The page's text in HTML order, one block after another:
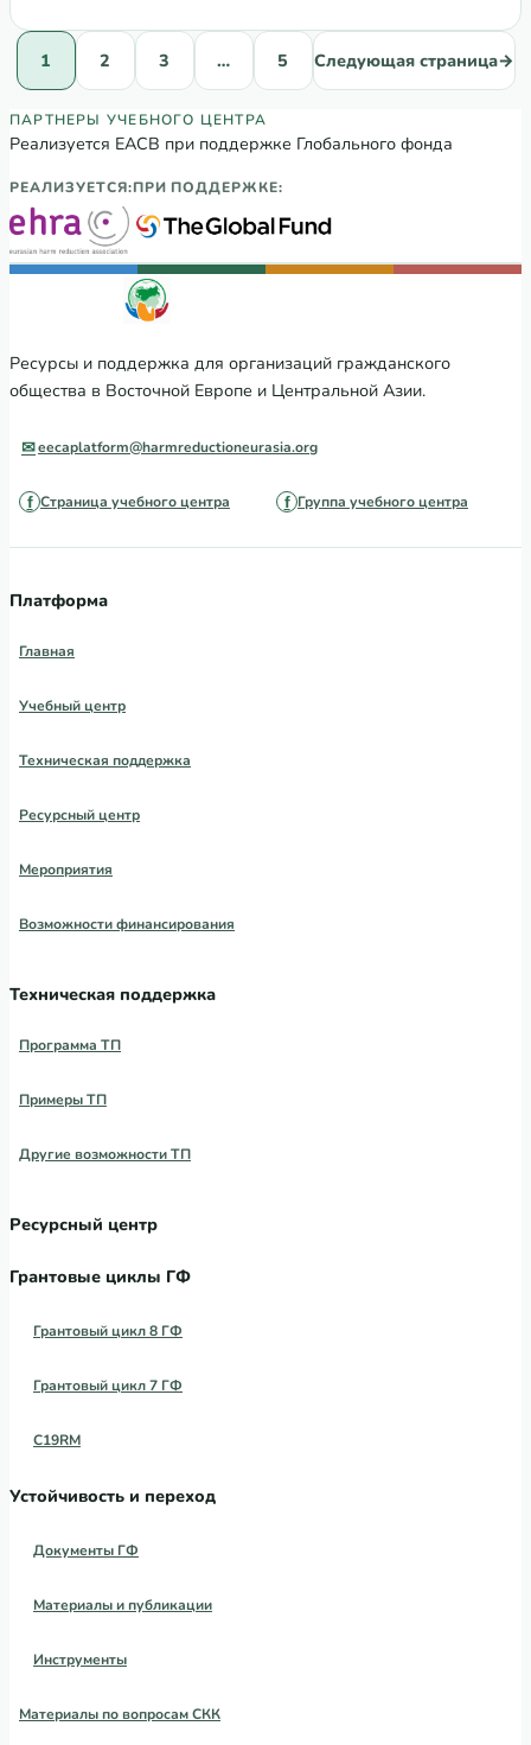
1 2 3 … 5 Следующая страница→
Партнеры Регионального учебного
ПАРТНЕРЫ УЧЕБНОГО ЦЕНТРА
Реализуется ЕАСВ при поддержке Глобального фонда
РЕАЛИЗУЕТСЯ:ПРИ ПОДДЕРЖКЕ:
Ресурсы и поддержка для организаций гражданского
общества в Восточной Европе и Центральной Азии.
eecaplatform@harmreductioneurasia.org
Страница учебного центра Группа учебного центра
Платформа
Главная
Учебный центр
Техническая поддержка
Ресурсный центр
Мероприятия
Возможности финансирования
Техническая поддержка
Программа ТП
Примеры ТП
Другие возможности ТП
Ресурсный центр
Грантовые циклы ГФ
Грантовый цикл 8 ГФ
Грантовый цикл 7 ГФ
C19RM
Устойчивость и переход
Документы ГФ
Материалы и публикации
Инструменты
Материалы по вопросам СКК